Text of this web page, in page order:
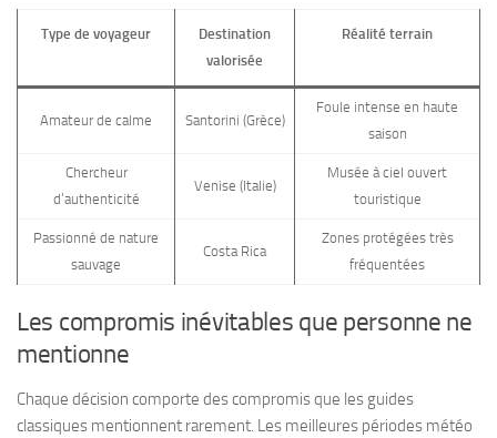
Type de voyageur
Destination
valorisée
Réalité terrain
Amateur de calme Santorini (Grèce)
Foule intense en haute
saison
Chercheur
d’authenticité
Venise (Italie)
Musée à ciel ouvert
touristique
Passionné de nature
sauvage
Costa Rica
Zones protégées très
fréquentées
Les compromis inévitables que personne ne
mentionne
Chaque décision comporte des compromis que les guides
classiques mentionnent rarement. Les meilleures périodes météo